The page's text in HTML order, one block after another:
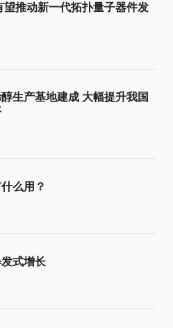
推动新一代拓扑量子器件发
生产基地建成 大幅提升我国
么用？
式增长